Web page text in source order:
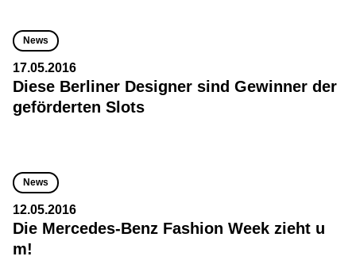
News
17.05.2016
Diese Berliner Designer sind Gewinner der
geförderten Slots
News
12.05.2016
Die Mercedes-Benz Fashion Week zieht u
m!